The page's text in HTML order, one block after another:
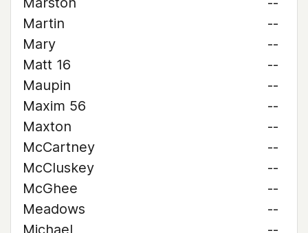
Martin
--
Mary
--
Matt 16
--
Maupin
--
Maxim 56
--
Maxton
--
McCartney
--
McCluskey
--
McGhee
--
Meadows
--
Michael
--